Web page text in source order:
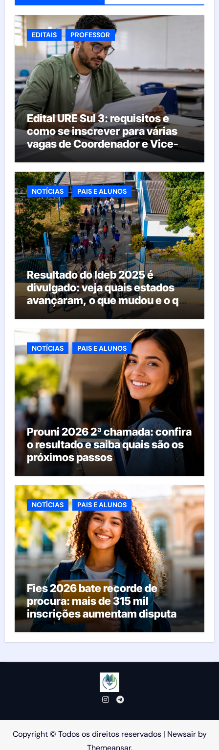
EDITAIS PROFESSOR
Edital URE Sul 3: requisitos e
como se inscrever para várias
vagas de Coordenador e Vice-
Diretor
NOTÍCIAS PAIS E ALUNOS
Resultado do Ideb 2025 é
divulgado: veja quais estados
avançaram, o que mudou e o que
esperar da educação brasileira
NOTÍCIAS PAIS E ALUNOS
Prouni 2026 2ª chamada: confira
o resultado e saiba quais são os
próximos passos
NOTÍCIAS PAIS E ALUNOS
Fies 2026 bate recorde de
procura: mais de 315 mil
inscrições aumentam disputa
pelas vagas; veja o que acontece
agora
Copyright © Todos os direitos reservados | Newsairby
Themeansar.